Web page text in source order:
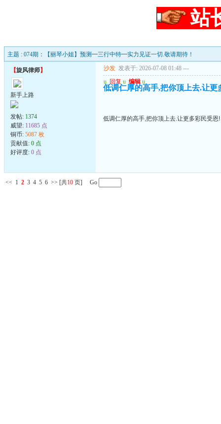
站
主题 : 074期：【丽琴小姐】预测━三行中特━实力见证一切.敬请期待！
【旋风律师】
新手上路
发帖: 1374
威望: 11685 点
铜币: 5087 枚
贡献值: 0 点
好评度: 0 点
沙发 发表于: 2026-07-08 01:48 ---
u 回复 u 编辑 u
低调仁厚的高手,把你顶上去.让更
低调仁厚的高手,把你顶上去.让更多彩民受恩!
<< 1 2 3 4 5 6 >> [共10 页] Go